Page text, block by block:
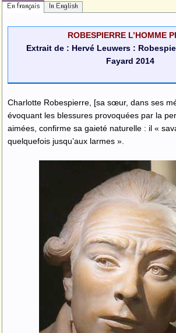
En français In English
ROBESPIERRE L’HOMME
Extrait de : Hervé Leuwers :
Fayard 2014
Charlotte Robespierre, [sa sœur, dans ses
évoquant les blessures provoquées par la
aimées, confirme sa gaieté naturelle : il «
quelquefois jusqu’aux larmes ».